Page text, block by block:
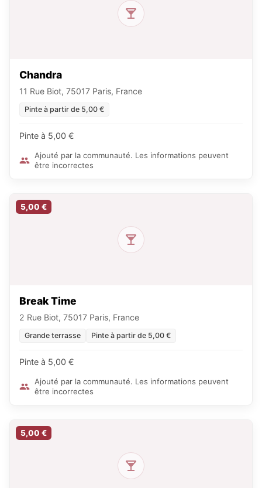
Chandra
11 Rue Biot, 75017 Paris, France
Pinte à partir de 5,00 €
Pinte à 5,00 €
Ajouté par la communauté. Les informations peuvent
être incorrectes
5,00 €
Break Time
2 Rue Biot, 75017 Paris, France
Grande terrasse Pinte à partir de 5,00 €
Pinte à 5,00 €
Ajouté par la communauté. Les informations peuvent
être incorrectes
5,00 €